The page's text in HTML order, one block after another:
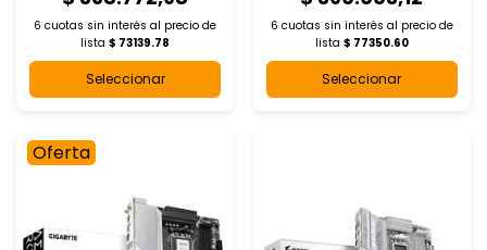
6 cuotas sin interés al precio de
lista$ 73139.78
Seleccionar
6 cuotas sin interés al precio de
lista $ 77350.60
Seleccionar
Oferta